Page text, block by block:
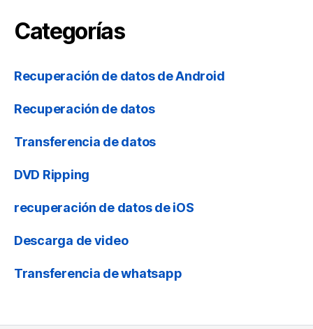
Categorías
Recuperación de datos de Android
Recuperación de datos
Transferencia de datos
DVD Ripping
recuperación de datos de iOS
Descarga de video
Transferencia de whatsapp